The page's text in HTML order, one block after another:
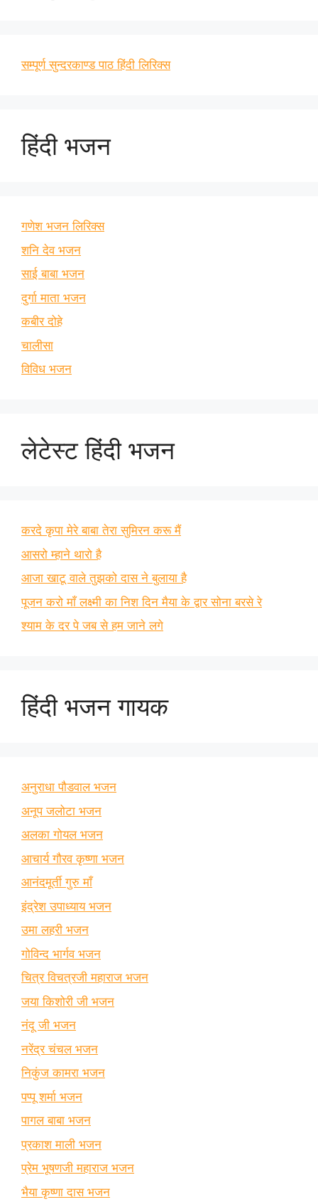
सम्पूर्ण सुन्दरकाण्ड पाठ हिंदी लिरिक्स
हिंदी भजन
गणेश भजन लिरिक्स
शनि देव भजन
साई बाबा भजन
दुर्गा माता भजन
कबीर दोहे
चालीसा
विविध भजन
लेटेस्ट हिंदी भजन
करदे कृपा मेरे बाबा तेरा सुमिरन करू मैं
आसरो म्हाने थारो है
आजा खाटू वाले तुझको दास ने बुलाया है
पूजन करो माँ लक्ष्मी का निश दिन मैया के द्वार सोना बरसे रे
श्याम के दर पे जब से हम जाने लगे
हिंदी भजन गायक
अनुराधा पौडवाल भजन
अनूप जलोटा भजन
अलका गोयल भजन
आचार्य गौरव कृष्णा भजन
आनंदमूर्ती गुरु माँ
इंद्रेश उपाध्याय भजन
उमा लहरी भजन
गोविन्द भार्गव भजन
चित्र विचत्रजी महाराज भजन
जया किशोरी जी भजन
नंदू जी भजन
नरेंद्र चंचल भजन
निकुंज कामरा भजन
पप्पू शर्मा भजन
पागल बाबा भजन
प्रकाश माली भजन
प्रेम भूषणजी महाराज भजन
भैया कृष्णा दास भजन